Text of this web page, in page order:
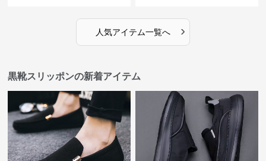
人気アイテム一覧へ ›
黒靴スリッポンの新着アイテム